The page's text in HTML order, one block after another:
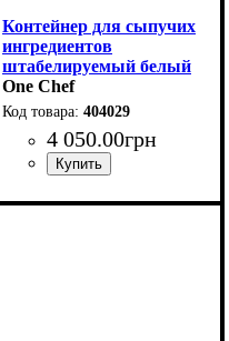
Контейнер для сыпучих
ингредиентов
штабелируемый белый
20 л
One Chef
404029
4 050.00грн